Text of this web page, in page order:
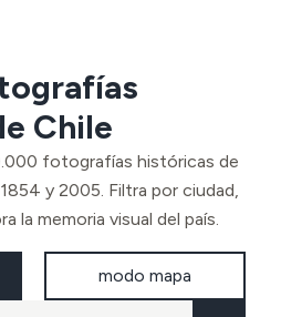
Chile
fotografías históricas de
y 2005. Filtra por ciudad,
la memoria visual del país.
modo mapa